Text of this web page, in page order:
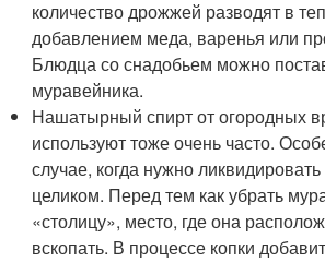
количество дрожжей разводят в
добавлением меда, варенья или
Блюдца со снадобьем можно
муравейника.
Нашатырный спирт от огородных
используют тоже очень часто.
случае, когда нужно
целиком. Перед тем как убрать
«столицу», место, где она
вскопать. В процессе копки